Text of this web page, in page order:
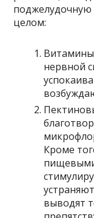
поджелудочную
целом:
нервной
Кроме
выводят